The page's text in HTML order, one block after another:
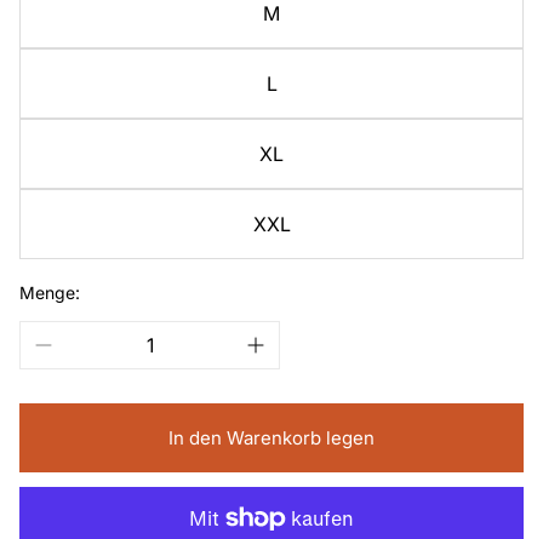
M
L
XL
XXL
Menge:
In den Warenkorb legen